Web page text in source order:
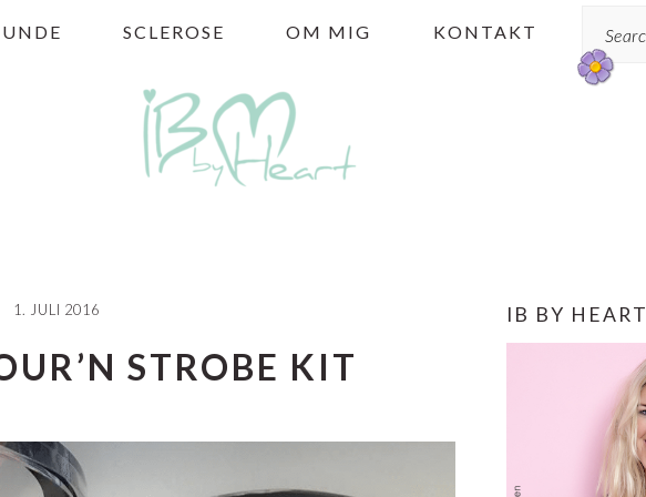
SCLEROSE OM MIG KONTAKT
1. JULI 2016
STROBE KIT
PRIMÆR
IB BY HEART